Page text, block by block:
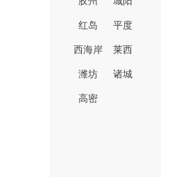
红岛 平度
西海岸 莱西
潍坊 诸城
高密